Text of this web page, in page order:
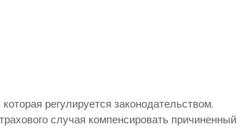
регулируется законодательством.
случая компенсировать причиненный